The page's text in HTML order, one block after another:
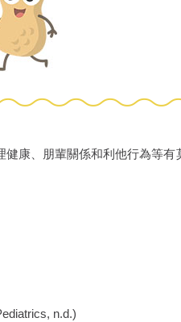
康、朋輩關係和利他行為等
n.d.)